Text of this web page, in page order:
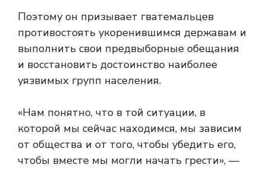
Поэтому он призывает гватемальцев
противостоять укоренившимся державам и
выполнить свои предвыборные обещания
и восстановить достоинство наиболее
уязвимых групп населения.
«Нам понятно, что в той ситуации, в
которой мы сейчас находимся, мы зависим
от общества и от того, чтобы убедить его,
чтобы вместе мы могли начать грести», —